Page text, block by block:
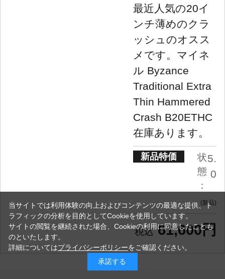
最近人気の20イ
ンチ薄めのクラ
ッシュのオスス
メです。マイネ
ル Byzance
Traditional Extra
Thin Hammered
Crash B20ETHC
在庫あります。
新品特価
状
態
：
5.
0
新品
61,600円
当サイトでは利用体験の向上およびコンテンツの最適な提供、ト
ラフィックの分析を目的としてCookieを使用しています。
サイトの閲覧を継続された場合、Cookieの利用に同意したことも
のといたします。
詳細についてはプライバシーポリシーをご確認ください。
承諾する